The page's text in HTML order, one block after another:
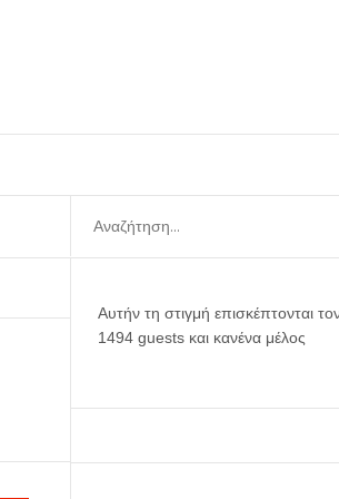
Αυτήν τη στιγμή επισκέπτονται
1494 guests και κανένα μέλος